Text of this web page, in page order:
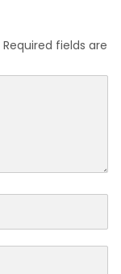
Required fields are